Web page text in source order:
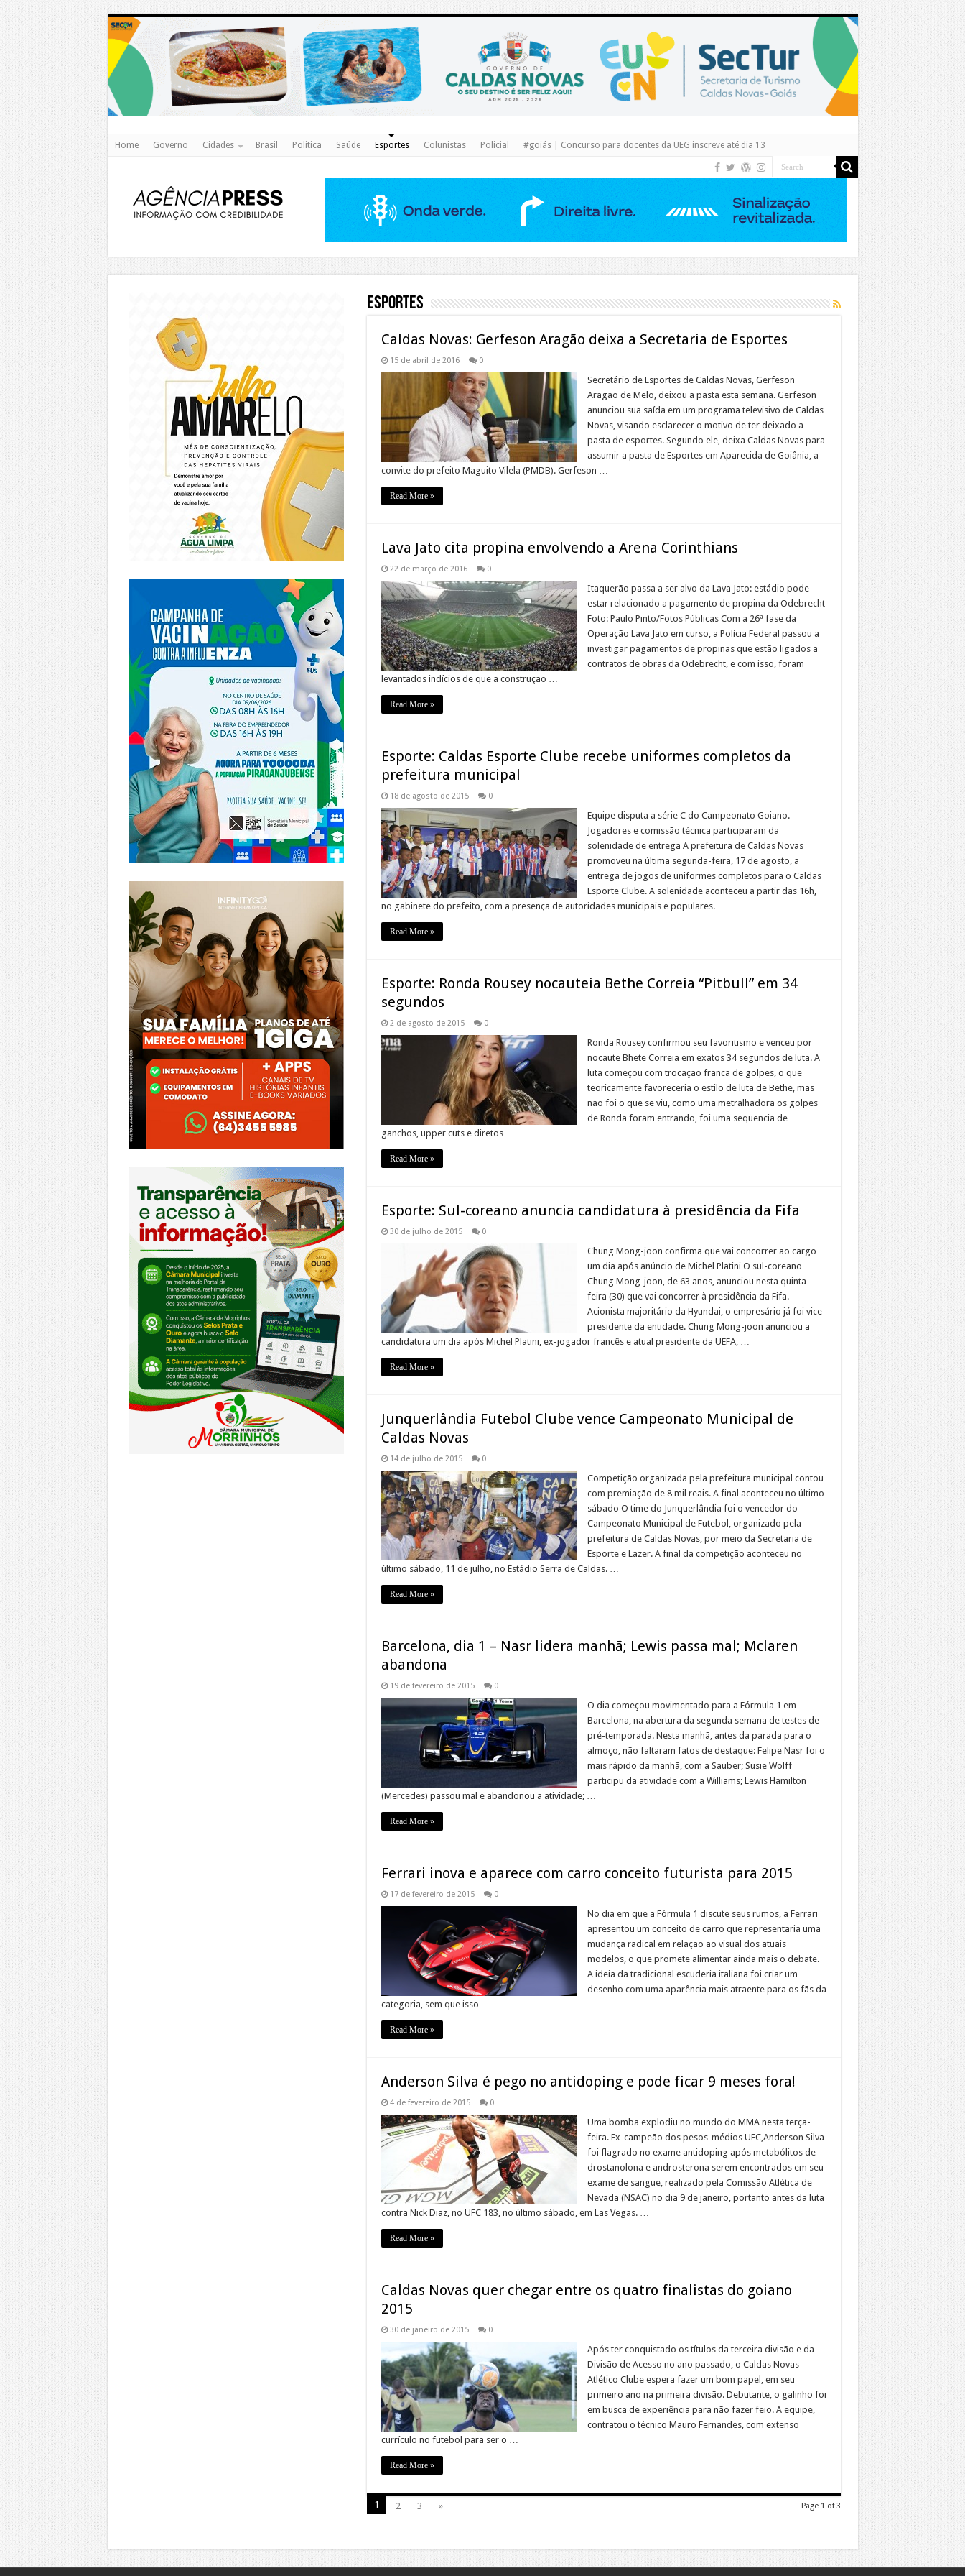
https://www.caldasnovas.go.gov.br/
Home Governo Cidades Brasil Politica Saúde Esportes Colunistas Policial #goiás | Concurso para docentes da UEG inscreve até dia 13
Esportes
Caldas Novas: Gerfeson Aragão deixa a Secretaria de Esportes
15 de abril de 2016 0
Secretário de Esportes de Caldas Novas, Gerfeson
Aragão de Melo, deixou a pasta esta semana. Gerfeson
anunciou sua saída em um programa televisivo de Caldas
Novas, visando esclarecer o motivo de ter deixado a
pasta de esportes. Segundo ele, deixa Caldas Novas para
assumir a pasta de Esportes em Aparecida de Goiânia, a
convite do prefeito Maguito Vilela (PMDB). Gerfeson …
Read More »
Lava Jato cita propina envolvendo a Arena Corinthians
22 de março de 2016 0
Itaquerão passa a ser alvo da Lava Jato: estádio pode
estar relacionado a pagamento de propina da Odebrecht
Foto: Paulo Pinto/Fotos Públicas Com a 26ª fase da
Operação Lava Jato em curso, a Polícia Federal passou a
investigar pagamentos de propinas que estão ligados a
contratos de obras da Odebrecht, e com isso, foram
levantados indícios de que a construção …
Read More »
Esporte: Caldas Esporte Clube recebe uniformes completos da
prefeitura municipal
18 de agosto de 2015 0
Equipe disputa a série C do Campeonato Goiano.
Jogadores e comissão técnica participaram da
solenidade de entrega A prefeitura de Caldas Novas
promoveu na última segunda-feira, 17 de agosto, a
entrega de jogos de uniformes completos para o Caldas
Esporte Clube. A solenidade aconteceu a partir das 16h,
no gabinete do prefeito, com a presença de autoridades municipais e populares. …
Read More »
Esporte: Ronda Rousey nocauteia Bethe Correia “Pitbull” em 34
segundos
2 de agosto de 2015 0
Ronda Rousey confirmou seu favoritismo e venceu por
nocaute Bhete Correia em exatos 34 segundos de luta. A
luta começou com trocação franca de golpes, o que
teoricamente favoreceria o estilo de luta de Bethe, mas
não foi o que se viu, como uma metralhadora os golpes
de Ronda foram entrando, foi uma sequencia de
ganchos, upper cuts e diretos …
Read More »
Esporte: Sul-coreano anuncia candidatura à presidência da Fifa
30 de julho de 2015 0
Chung Mong-joon confirma que vai concorrer ao cargo
um dia após anúncio de Michel Platini O sul-coreano
Chung Mong-joon, de 63 anos, anunciou nesta quinta-
feira (30) que vai concorrer à presidência da Fifa.
Acionista majoritário da Hyundai, o empresário já foi vice-
presidente da entidade. Chung Mong-joon anunciou a
candidatura um dia após Michel Platini, ex-jogador francês e atual presidente da UEFA, …
Read More »
Junquerlândia Futebol Clube vence Campeonato Municipal de
Caldas Novas
14 de julho de 2015 0
Competição organizada pela prefeitura municipal contou
com premiação de 8 mil reais. A final aconteceu no último
sábado O time do Junquerlândia foi o vencedor do
Campeonato Municipal de Futebol, organizado pela
prefeitura de Caldas Novas, por meio da Secretaria de
Esporte e Lazer. A final da competição aconteceu no
último sábado, 11 de julho, no Estádio Serra de Caldas. …
Read More »
Barcelona, dia 1 – Nasr lidera manhã; Lewis passa mal; Mclaren
abandona
19 de fevereiro de 2015 0
O dia começou movimentado para a Fórmula 1 em
Barcelona, na abertura da segunda semana de testes de
pré-temporada. Nesta manhã, antes da parada para o
almoço, não faltaram fatos de destaque: Felipe Nasr foi o
mais rápido da manhã, com a Sauber; Susie Wolff
participu da atividade com a Williams; Lewis Hamilton
(Mercedes) passou mal e abandonou a atividade; …
Read More »
Ferrari inova e aparece com carro conceito futurista para 2015
17 de fevereiro de 2015 0
No dia em que a Fórmula 1 discute seus rumos, a Ferrari
apresentou um conceito de carro que representaria uma
mudança radical em relação ao visual dos atuais
modelos, o que promete alimentar ainda mais o debate.
A ideia da tradicional escuderia italiana foi criar um
desenho com uma aparência mais atraente para os fãs da
categoria, sem que isso …
Read More »
Anderson Silva é pego no antidoping e pode ficar 9 meses fora!
4 de fevereiro de 2015 0
Uma bomba explodiu no mundo do MMA nesta terça-
feira. Ex-campeão dos pesos-médios UFC,Anderson Silva
foi flagrado no exame antidoping após metabólitos de
drostanolona e androsterona serem encontrados em seu
exame de sangue, realizado pela Comissão Atlética de
Nevada (NSAC) no dia 9 de janeiro, portanto antes da luta
contra Nick Diaz, no UFC 183, no último sábado, em Las Vegas. …
Read More »
Caldas Novas quer chegar entre os quatro finalistas do goiano
2015
30 de janeiro de 2015 0
Após ter conquistado os títulos da terceira divisão e da
Divisão de Acesso no ano passado, o Caldas Novas
Atlético Clube espera fazer um bom papel, em seu
primeiro ano na primeira divisão. Debutante, o galinho foi
em busca de experiência para não fazer feio. A equipe,
contratou o técnico Mauro Fernandes, com extenso
currículo no futebol para ser o …
Read More »
Page 1 of 3
1 2 3 »
https://piracanjuba.go.gov.br/
https://www.infinitygo.com.br/
https://morrinhos.go.leg.br/